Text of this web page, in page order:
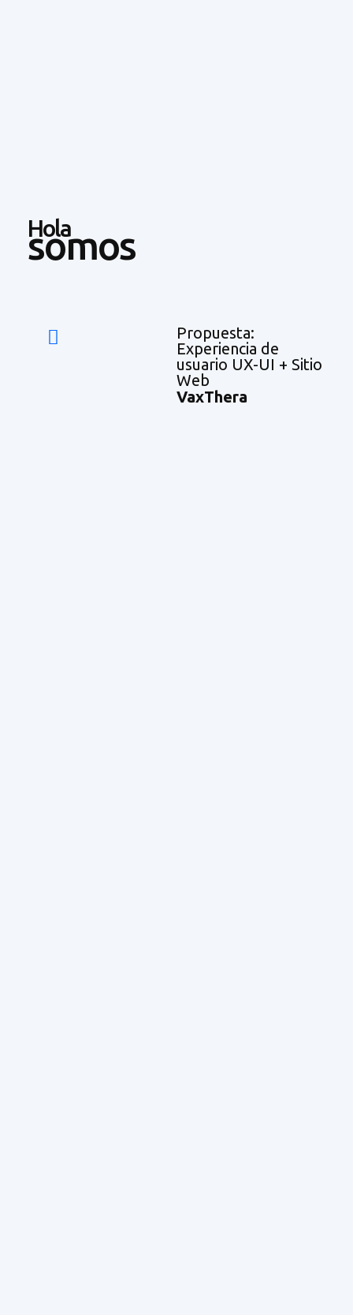
Hola
somos
Propuesta:
Experiencia de
usuario UX-UI + Sitio
Web
VaxThera